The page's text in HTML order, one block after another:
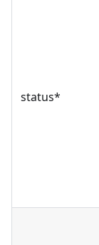
status*